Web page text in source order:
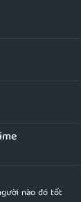
nào đó tốt